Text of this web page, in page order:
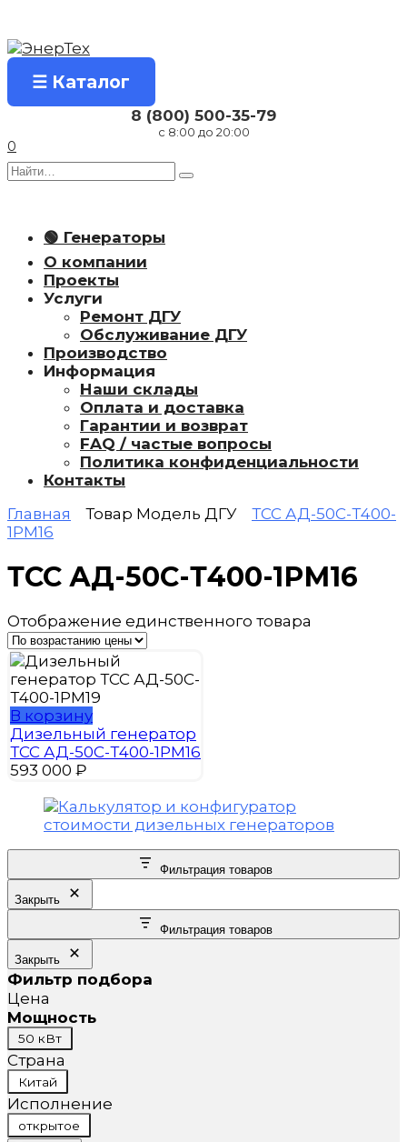
содержанию
☰ Каталог
8 (800) 500-35-79
с 8:00 до 20:00
0
Search
🟢 Генераторы
О компании
Проекты
Услуги
Ремонт ДГУ
Обслуживание ДГУ
Производство
Информация
Наши склады
Оплата и доставка
Гарантии и возврат
FAQ / частые вопросы
Политика конфиденциальности
Контакты
Главная
Товар Модель ДГУ
ТСС АД-50С-Т400-
1РМ16
ТСС АД-50С-Т400-1РМ16
Отображение единственного товара
В корзину
Дизельный генератор
ТСС АД-50С-Т400-1РМ16
593 000 ₽
Фильтрация товаров
Закрыть
Фильтрация товаров
Закрыть
Фильтр подбора
Цена
Мощность
Мощность
50 кВт
Страна
Страна
Китай
Исполнение
Исполнение
открытое